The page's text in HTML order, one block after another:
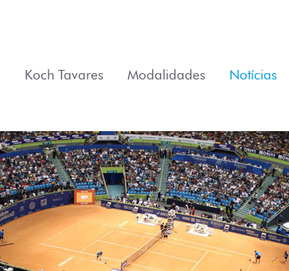
Koch Tavares Modalidades Notícias